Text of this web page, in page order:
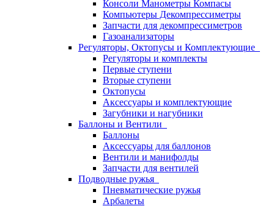
Консоли Манометры Компасы
Компьютеры Декомпрессиметры
Запчасти для декомпрессиметров
Газоанализаторы
Регуляторы, Октопусы и Комплектующие
Регуляторы и комплекты
Первые ступени
Вторые ступени
Октопусы
Аксессуары и комплектующие
Загубники и нагубники
Баллоны и Вентили
Баллоны
Аксессуары для баллонов
Вентили и манифолды
Запчасти для вентилей
Подводные ружья
Пневматические ружья
Арбалеты